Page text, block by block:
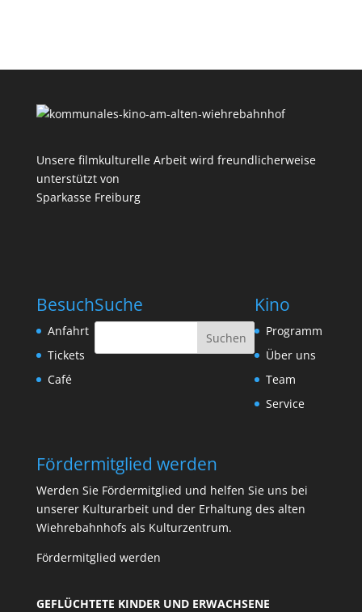
Unsere filmkulturelle Arbeit wird freundlicherweise
unterstützt von
Sparkasse Freiburg
Besuch
Anfahrt
Tickets
Café
Suche Kino
Programm
Über uns
Team
Service
Fördermitglied werden
Werden Sie Fördermitglied und helfen Sie uns bei
unserer Kulturarbeit und der Erhaltung des alten
Wiehrebahnhofs als Kulturzentrum.
Fördermitglied werden
GEFLÜCHTETE KINDER UND ERWACHSENE